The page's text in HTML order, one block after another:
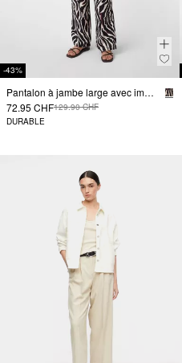
-43%
Pantalon à jambe large avec imprimé all-over et poches fendues
72.95 CHF129.90 CHF
DURABLE